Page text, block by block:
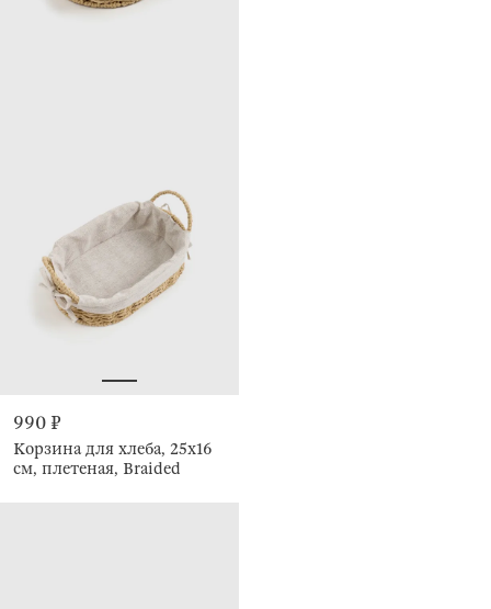
990 ₽
Корзина для хлеба, 25х16
см, плетеная, Braided